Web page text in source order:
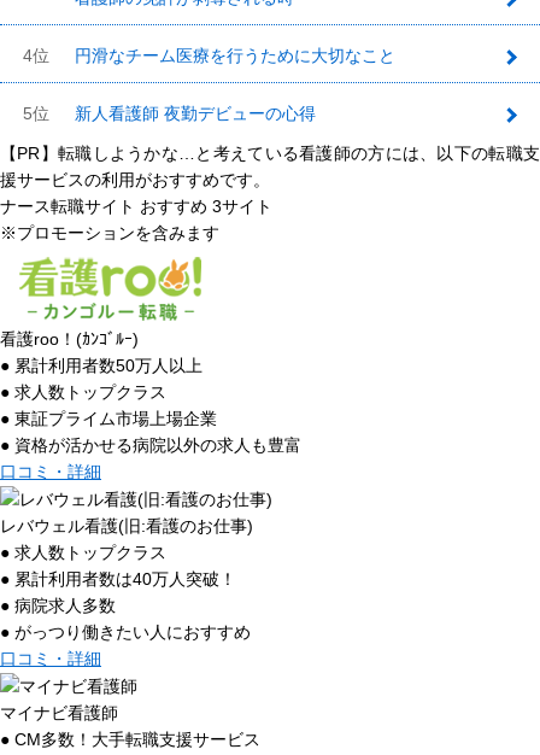
4位 円滑なチーム医療を行うために大切なこと
5位 新人看護師 夜勤デビューの心得
【PR】転職しようかな…と考えている看護師の方には、以下の転職支
援サービスの利用がおすすめです。
ナース転職サイト おすすめ 3サイト
※プロモーションを含みます
看護roo！(ｶﾝｺﾞﾙｰ)
● 累計利用者数50万人以上
● 求人数トップクラス
● 東証プライム市場上場企業
● 資格が活かせる病院以外の求人も豊富
口コミ・詳細
レバウェル看護(旧:看護のお仕事)
● 求人数トップクラス
● 累計利用者数は40万人突破！
● 病院求人多数
● がっつり働きたい人におすすめ
口コミ・詳細
マイナビ看護師
● CM多数！大手転職支援サービス